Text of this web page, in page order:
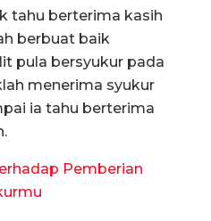
tahu berterima kasih
berbuat baik
pula bersyukur pada
menerima syukur
ia tahu berterima
Pemberian